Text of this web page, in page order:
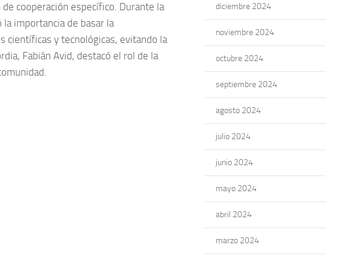
cooperación específico. Durante la
importancia de basar la
científicas y tecnológicas, evitando la
Fabián Avid, destacó el rol de la
diciembre 2024
noviembre 2024
octubre 2024
septiembre 2024
agosto 2024
julio 2024
junio 2024
mayo 2024
abril 2024
marzo 2024